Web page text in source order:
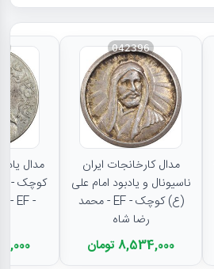
042396
مدال کارخانجات ایران
ناسیونال و یادبود امام علی
(ع) کوچک - EF - محمد
رضا شاه
8,534,000 تومان
مدال
کوچک -
- EF - محمد رضا شاه